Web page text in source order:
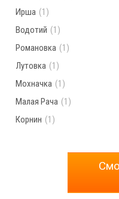
Ирша (1)
Водотий (1)
Романовка (1)
Лутовка (1)
Мохначка (1)
Малая Рача (1)
Корнин (1)